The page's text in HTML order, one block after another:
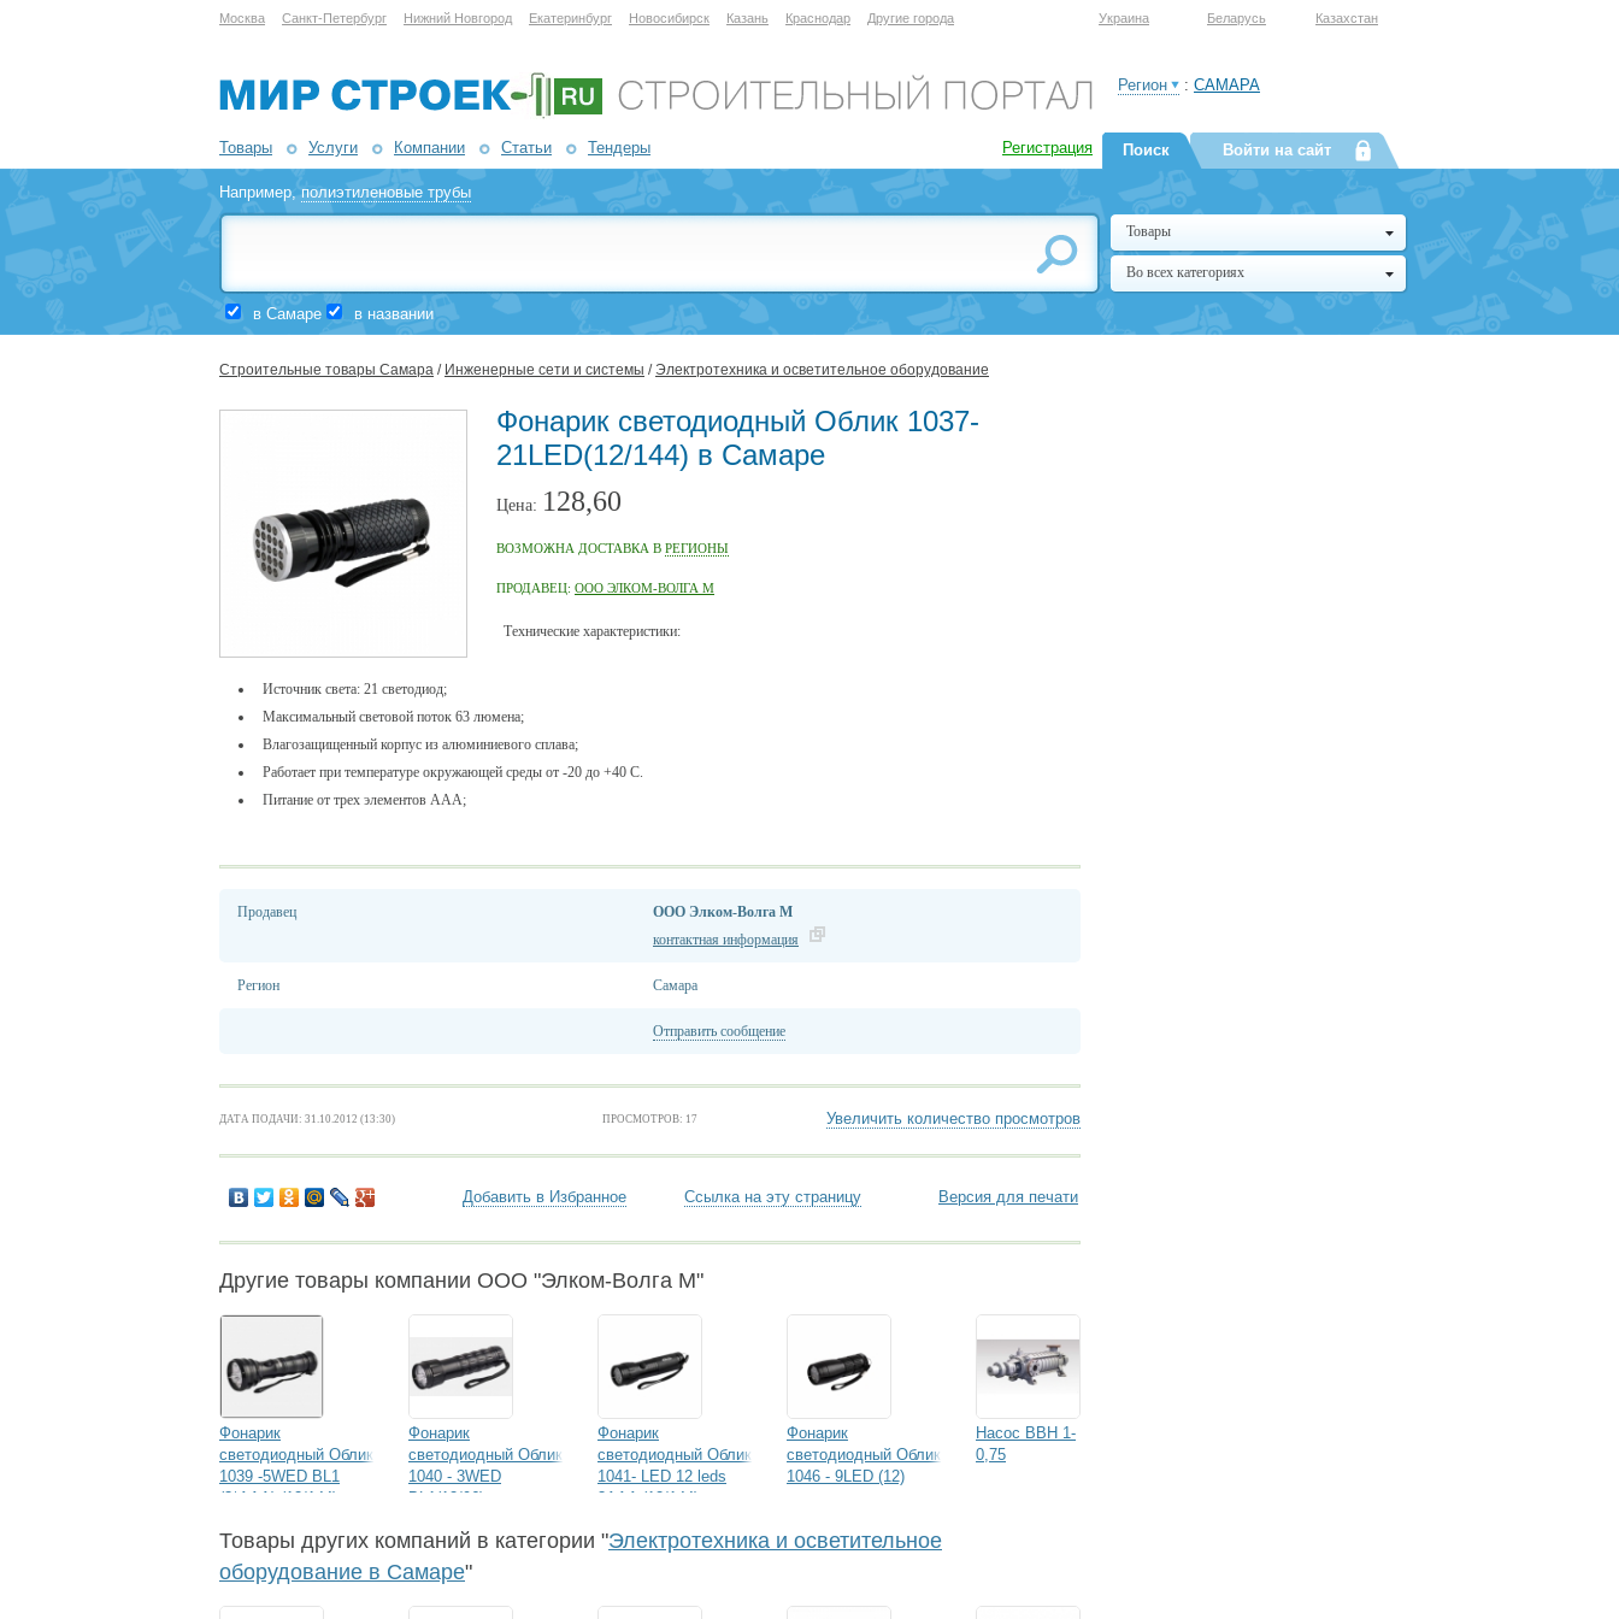
Москва Санкт-Петербург Нижний Новгород Екатеринбург Новосибирск Казань Краснодар Другие города Украина Беларусь Казахстан
Товары Услуги Компании Статьи Тендеры Регистрация
Регион : САМАРА
Например,полиэтиленовые трубы
в Самаре в названии
Поиск Войти на сайт
Товары
Во всех категориях
Строительные товары Самара / Инженерные сети и системы / Электротехника и осветительное оборудование
Фонарик светодиодный Облик 1037-
21LED(12/144) в Самаре
Цена: 128,60
ВОЗМОЖНА ДОСТАВКА В РЕГИОНЫ
ПРОДАВЕЦ: ООО ЭЛКОМ-ВОЛГА М
Технические характеристики:
Источник света: 21 светодиод;
Максимальный световой поток 63 люмена;
Влагозащищенный корпус из алюминиевого сплава;
Работает при температуре окружающей среды от -20 до +40 С.
Питание от трех элементов ААА;
Продавец
ООО Элком-Волга М
контактная информация
Регион Самара
Отправить сообщение
ДАТА ПОДАЧИ: 31.10.2012 (13:30) ПРОСМОТРОВ: 17 Увеличить количество просмотров
Добавить в Избранное Ссылка на эту страницу Версия для печати
Другие товары компании ООО "Элком-Волга М"
Фонарик
светодиодный Облик
1039 -5WED BL1
(3*AAA) (12/144)
Фонарик
светодиодный Облик
1040 - 3WED
BL1(12/96)
Фонарик
светодиодный Облик
1041- LED 12 leds
3AAA (12/144)
Фонарик
светодиодный Облик
1046 - 9LED (12)
Насос ВВН 1-
0,75
Товары других компаний в категории "Электротехника и осветительное
оборудование в Самаре"